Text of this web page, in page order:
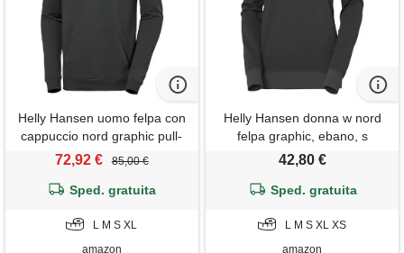
Helly Hansen uomo felpa con
cappuccio nord graphic pull-
on, ebano 2.0, s
72,92 € 85,00 €
Sped. gratuita
L M S XL
amazon
Helly Hansen donna w nord
felpa graphic, ebano, s
42,80 €
Sped. gratuita
L M S XL XS
amazon